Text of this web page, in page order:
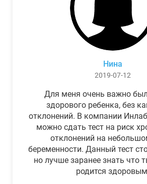
Нина
2019-07-12
Для меня очень важно
здорового ребенка, без
отклонений. В компании
можно сдать тест на риск
отклонений на
беременности. Данный тест
но лучше заранее знать что
родится